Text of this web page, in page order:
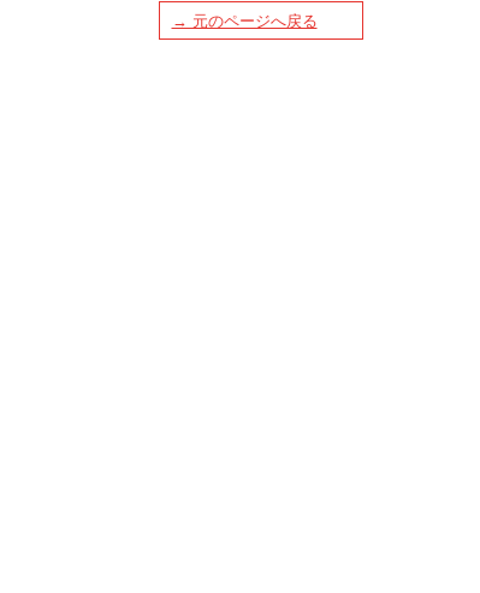
→ 元のページへ戻る